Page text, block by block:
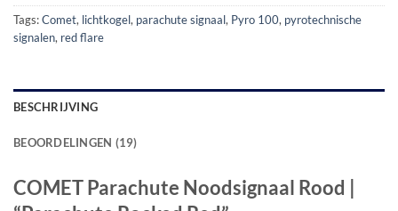
Tags:Comet, lichtkogel, parachute signaal, Pyro 100, pyrotechnische
signalen, red flare
BESCHRIJVING
BEOORDELINGEN (19)
COMET Parachute Noodsignaal Rood |